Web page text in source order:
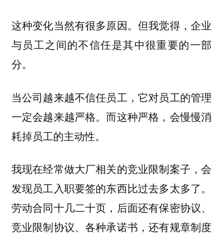
这种变化当然有很多原因。但我觉得，企业
与员工之间的不信任是其中很重要的一部
分。
当公司越来越不信任员工，它对员工的管理
一定会越来越严格。而这种严格，会慢慢消
耗掉员工的主动性。
我现在经常做大厂相关的竞业限制案子，会
发现员工入职要签的东西比过去多太多了。
劳动合同十几二十页，后面还有保密协议、
竞业限制协议、各种承诺书，还有规章制度